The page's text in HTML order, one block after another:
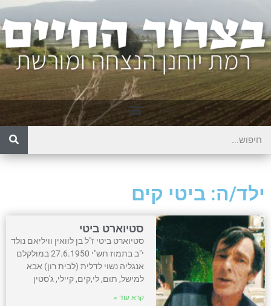
ילד/ה: ביטי קים
סטיוארט ביטי
סטיוארט ביטי ז"ל בן לוואין וויליאם נולד
י"ב בתמוז תש"י 27.6.1950 במולקלם
אנגליה נשוי לדלית (לבית רון) אבא
למישל, תום, לי,קים, קיילי, ג'סטין
קרא עוד »